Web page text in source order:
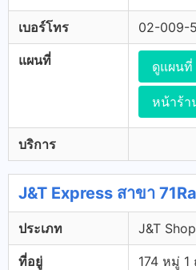
เบอร์โทร 02-009-
แผนที่ ดูแผนที่
หน้าร้า
บริการ
J&T Express สาขา
ประเภท J&T Shop
ที่อยู่
174 หมู่ 1